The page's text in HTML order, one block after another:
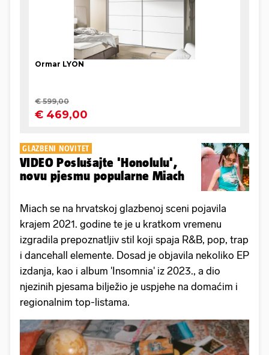
GLAZBENI NOVITET
VIDEO Poslušajte 'Honolulu',
novu pjesmu popularne Miach
Miach se na hrvatskoj glazbenoj sceni pojavila
krajem 2021. godine te je u kratkom vremenu
izgradila prepoznatljiv stil koji spaja R&B, pop, trap
i dancehall elemente. Dosad je objavila nekoliko EP
izdanja, kao i album 'Insomnia' iz 2023., a dio
njezinih pjesama bilježio je uspjehe na domaćim i
regionalnim top-listama.